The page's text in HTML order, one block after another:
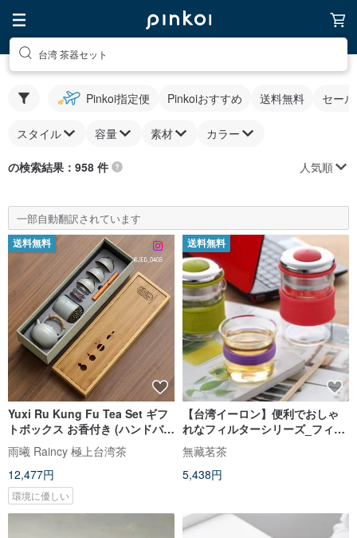
台湾 茶器セット
Pinkoi指定便 Pinkoiおすすめ 送料無料 セー
スタイル 容量 素材 カラー
の検索結果：958 件 人気順
一部自動翻訳されています
送料無料
Yuxi Ru Kung Fu Tea Set ギフ
トボックス お香付き (ハンドバッ
グ付き)
雨曦 Raincy 極上台湾茶
12,477円
環境に優しい
送料無料
【台湾イーロン】便利でおしゃ
れなフィルターシリーズ_フィル
ターカップとポットセット（ポ
ット1個、カップ2個、ポット
400ml、5色）
無藏茗茶
5,438円